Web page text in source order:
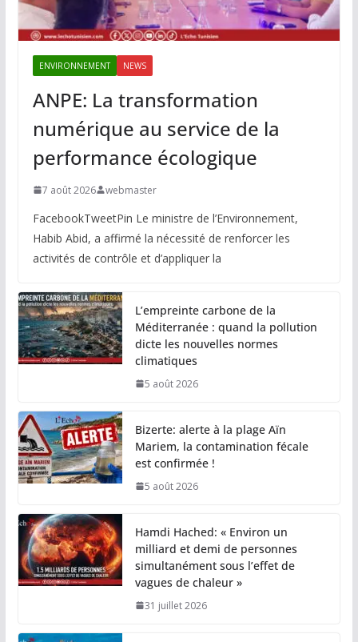
ENVIRONNEMENT NEWS
ANPE: La transformation
numérique au service de la
performance écologique
7 août 2026 webmaster
FacebookTweetPin Le ministre de l’Environnement,
Habib Abid, a affirmé la nécessité de renforcer les
activités de contrôle et d’appliquer la
L’empreinte carbone de la
Méditerranée : quand la pollution
dicte les nouvelles normes
climatiques
5 août 2026
Bizerte: alerte à la plage Aïn
Mariem, la contamination fécale
est confirmée !
5 août 2026
Hamdi Hached: « Environ un
milliard et demi de personnes
simultanément sous l’effet de
vagues de chaleur »
31 juillet 2026